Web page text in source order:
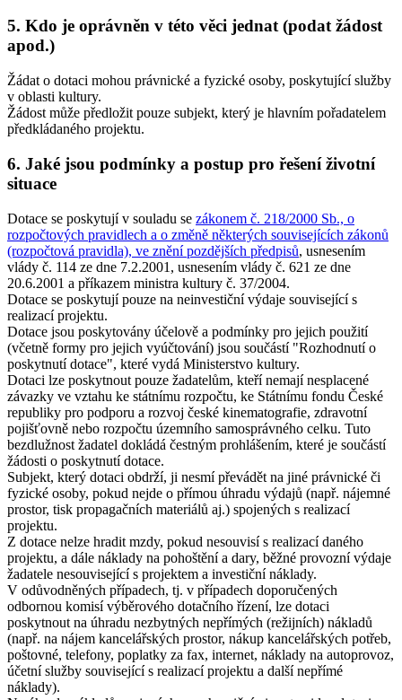
5. Kdo je oprávněn v této věci jednat (podat žádost
apod.)
Žádat o dotaci mohou právnické a fyzické osoby, poskytující služby
v oblasti kultury.
Žádost může předložit pouze subjekt, který je hlavním pořadatelem
předkládaného projektu.
6. Jaké jsou podmínky a postup pro řešení životní
situace
Dotace se poskytují v souladu se zákonem č. 218/2000 Sb., o
rozpočtových pravidlech a o změně některých souvisejících zákonů
(rozpočtová pravidla), ve znění pozdějších předpisů, usnesením
vlády č. 114 ze dne 7.2.2001, usnesením vlády č. 621 ze dne
20.6.2001 a příkazem ministra kultury č. 37/2004.
Dotace se poskytují pouze na neinvestiční výdaje související s
realizací projektu.
Dotace jsou poskytovány účelově a podmínky pro jejich použití
(včetně formy pro jejich vyúčtování) jsou součástí "Rozhodnutí o
poskytnutí dotace", které vydá Ministerstvo kultury.
Dotaci lze poskytnout pouze žadatelům, kteří nemají nesplacené
závazky ve vztahu ke státnímu rozpočtu, ke Státnímu fondu České
republiky pro podporu a rozvoj české kinematografie, zdravotní
pojišťovně nebo rozpočtu územního samosprávného celku. Tuto
bezdlužnost žadatel dokládá čestným prohlášením, které je součástí
žádosti o poskytnutí dotace.
Subjekt, který dotaci obdrží, ji nesmí převádět na jiné právnické či
fyzické osoby, pokud nejde o přímou úhradu výdajů (např. nájemné
prostor, tisk propagačních materiálů aj.) spojených s realizací
projektu.
Z dotace nelze hradit mzdy, pokud nesouvisí s realizací daného
projektu, a dále náklady na pohoštění a dary, běžné provozní výdaje
žadatele nesouvisející s projektem a investiční náklady.
V odůvodněných případech, tj. v případech doporučených
odbornou komisí výběrového dotačního řízení, lze dotaci
poskytnout na úhradu nezbytných nepřímých (režijních) nákladů
(např. na nájem kancelářských prostor, nákup kancelářských potřeb,
poštovné, telefony, poplatky za fax, internet, náklady na autoprovoz,
účetní služby související s realizací projektu a další nepřímé
náklady).